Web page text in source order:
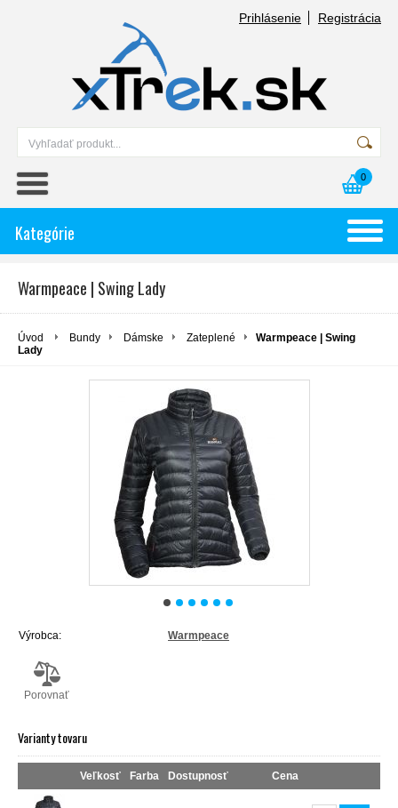
Prihlásenie Registrácia
0
Kategórie
Warmpeace | Swing Lady
Úvod Bundy Dámske Zateplené
Warmpeace | Swing
Lady
Výrobca: Warmpeace
Porovnať
Varianty tovaru
Veľkosť Farba Dostupnosť Cena